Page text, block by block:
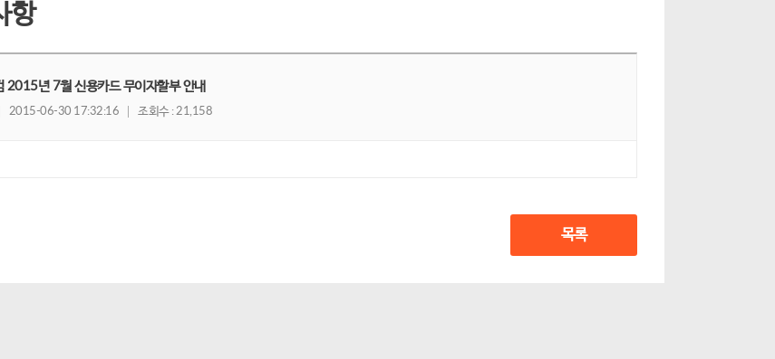
항
2015년 7월 신용카드 무이자할부 안내
2015-06-30 17:32:16 조회수 : 21,158
목록